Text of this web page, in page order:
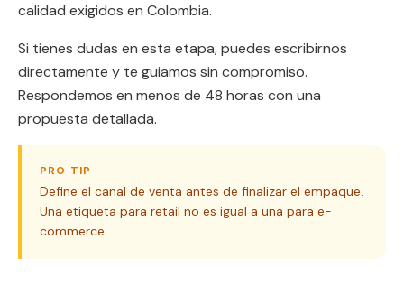
calidad exigidos en Colombia.
Si tienes dudas en esta etapa, puedes escribirnos
directamente y te guiamos sin compromiso.
Respondemos en menos de 48 horas con una
propuesta detallada.
PRO TIP
Define el canal de venta antes de finalizar el empaque.
Una etiqueta para retail no es igual a una para e-
commerce.